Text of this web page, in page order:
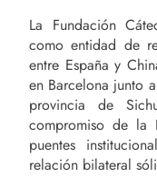
La Fundación
como entidad de
entre España y
en Barcelona junto
provincia de
compromiso de la
puentes
relación bilateral